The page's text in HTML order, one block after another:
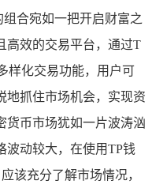
组合宛如一把开启财富之
高效的交易平台，通过T
样化交易功能，用户可
地抓住市场机会，实现资
货币市场犹如一片波涛汹
波动较大，在使用TP钱
该充分了解市场情况，